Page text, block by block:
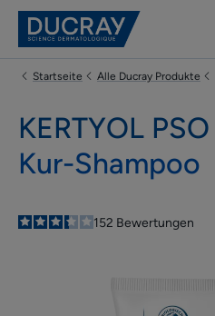
Startseite Alle Ducray Produkte
KERTYOL PSO
Kur-Shampoo
3.4
/5
152 Bewertungen